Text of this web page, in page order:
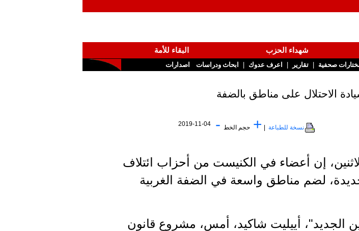
شهداء الحزب
البقاء للأمة
صحفية | تقارير | اعرف عدوك | ابحاث ودراسات اصدارات
الاحتلال على مناطق بالضفة
نسخة للطباعة + حجم الخط -
2019-11-04
إن أعضاء في الكنيست من أحزاب ائتلاف
لضم مناطق واسعة في الضفة الغربية
أييليت شاكيد، أمس، مشروع قانون